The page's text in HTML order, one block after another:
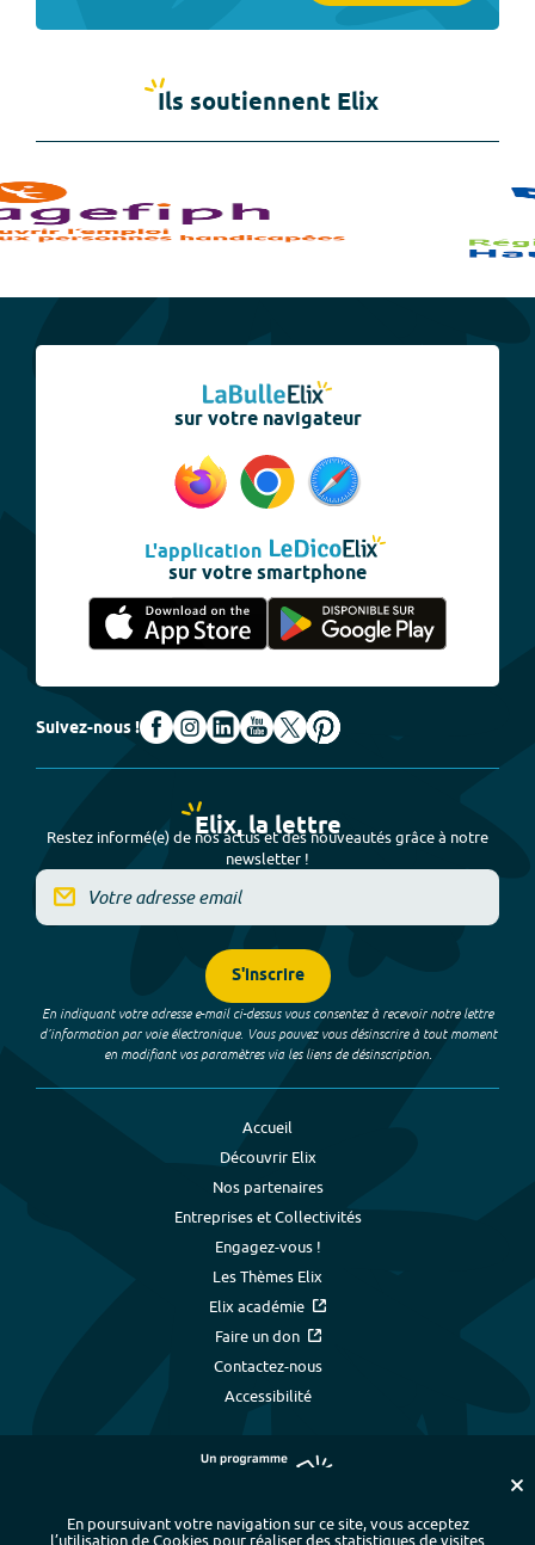
Ils soutiennent Elix
sur votre navigateur
L'application
sur votre smartphone
Suivez-nous !
Elix, la lettre
Restez informé(e) de nos actus et des nouveautés grâce à notre
newsletter !
S'inscrire
En indiquant votre adresse e-mail ci-dessus vous consentez à recevoir notre lettre
d’information par voie électronique. Vous pouvez vous désinscrire à tout moment
en modifiant vos paramètres via les liens de désinscription.
Accueil
Découvrir Elix
Nos partenaires
Entreprises et Collectivités
Engagez-vous !
Les Thèmes Elix
Elix académie
Faire un don
Contactez-nous
Accessibilité
En poursuivant votre navigation sur ce site, vous acceptez
l’utilisation de Cookies pour réaliser des statistiques de visites